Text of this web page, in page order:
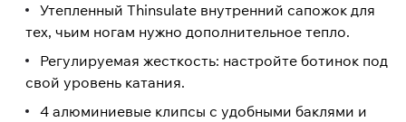
Утепленный Thinsulate внутренний сапожок для
тех, чьим ногам нужно дополнительное тепло.
Регулируемая жесткость: настройте ботинок под
свой уровень катания.
4 алюминиевые клипсы с удобными баклями и